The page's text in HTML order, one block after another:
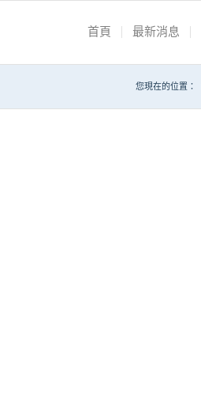
首頁 最新消息
您現在的位置：